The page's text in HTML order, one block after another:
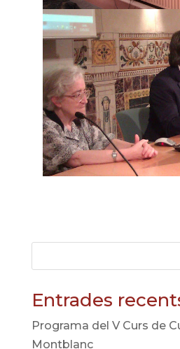
Entrades
Programa del V Curs de
Montblanc